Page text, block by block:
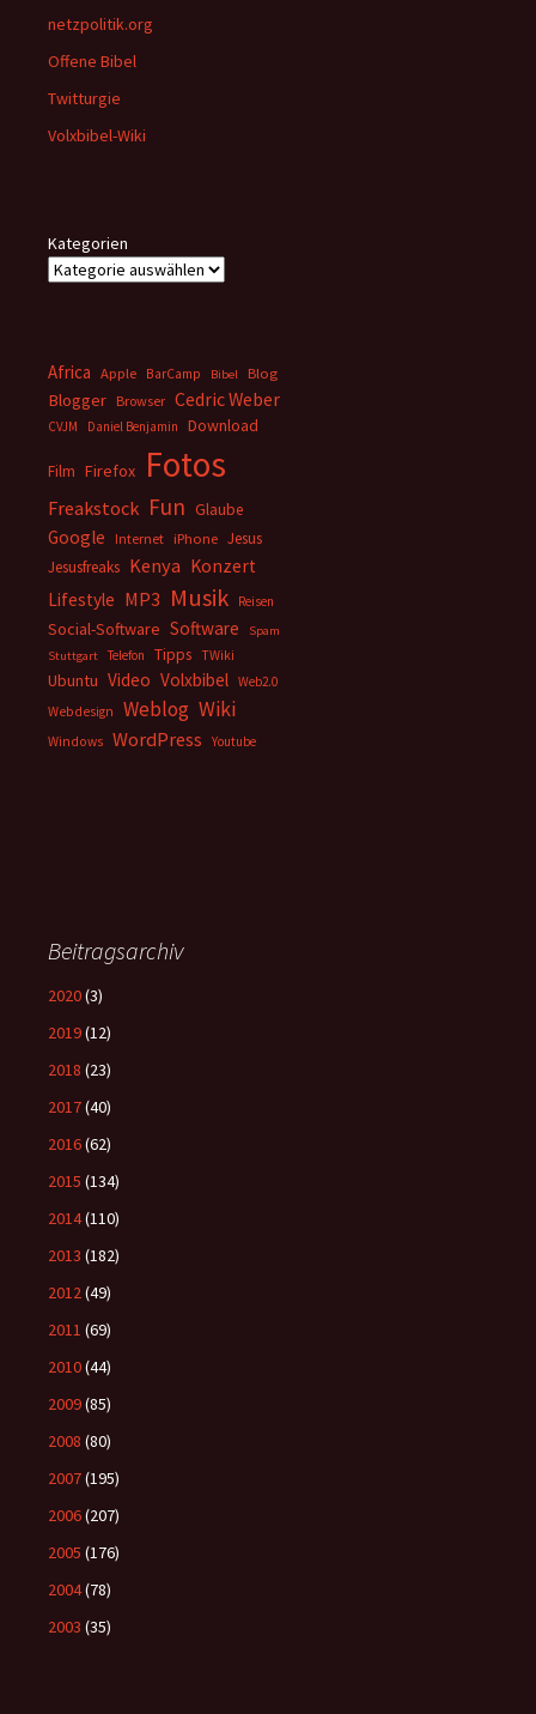
netzpolitik.org
Offene Bibel
Twitturgie
Volxbibel-Wiki
Kategorien
Africa Apple BarCamp Bibel Blog
Blogger Browser Cedric Weber
CVJM Daniel Benjamin Download
Film Firefox Fotos
Freakstock Fun Glaube
Google Internet iPhone Jesus
Jesusfreaks Kenya Konzert
Lifestyle MP3 Musik Reisen
Social-Software Software
Spam
Stuttgart
Telefon Tipps TWiki
Ubuntu Video Volxbibel Web2.0
Webdesign
Weblog Wiki
Windows WordPress Youtube
Beitragsarchiv
2020(3)
2019(12)
2018 (23)
2017(40)
2016(62)
2015 (134)
2014(110)
2013 (182)
2012(49)
2011 (69)
2010(44)
2009(85)
2008 (80)
2007(195)
2006(207)
2005 (176)
2004(78)
2003 (35)